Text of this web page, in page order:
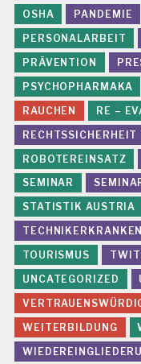
E
V
A
L
U
IE
R
U
N
G
K
R
A
N
K
E
N
S
T
A
N
D
S
OSHA
PANDEMIE
PERSONALARBEIT
PRÄVENTION
PSYCHOPHARMAKA
RAUCHEN
RE –
RECHTSSICHERHEIT
ROBOTEREINSATZ
SEMINAR
STATISTIK AUSTRIA
TOURISMUS
UNCATEGORIZED
WEITERBILDUNG